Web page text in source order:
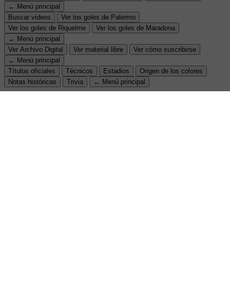
← Menú principal
Buscar videos
Ver los goles de Palermo
Ver los goles de Riquelme
Ver los goles de Maradona
← Menú principal
Ver Archivo Digital
Ver material libre
Ver cómo suscribirse
← Menú principal
Títulos oficiales
Técnicos Estadios
Origen de los colores
Notas históricas
Trivia ← Menú principal